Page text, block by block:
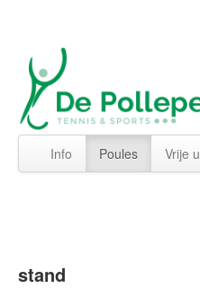
Info Poules Vrije
stand